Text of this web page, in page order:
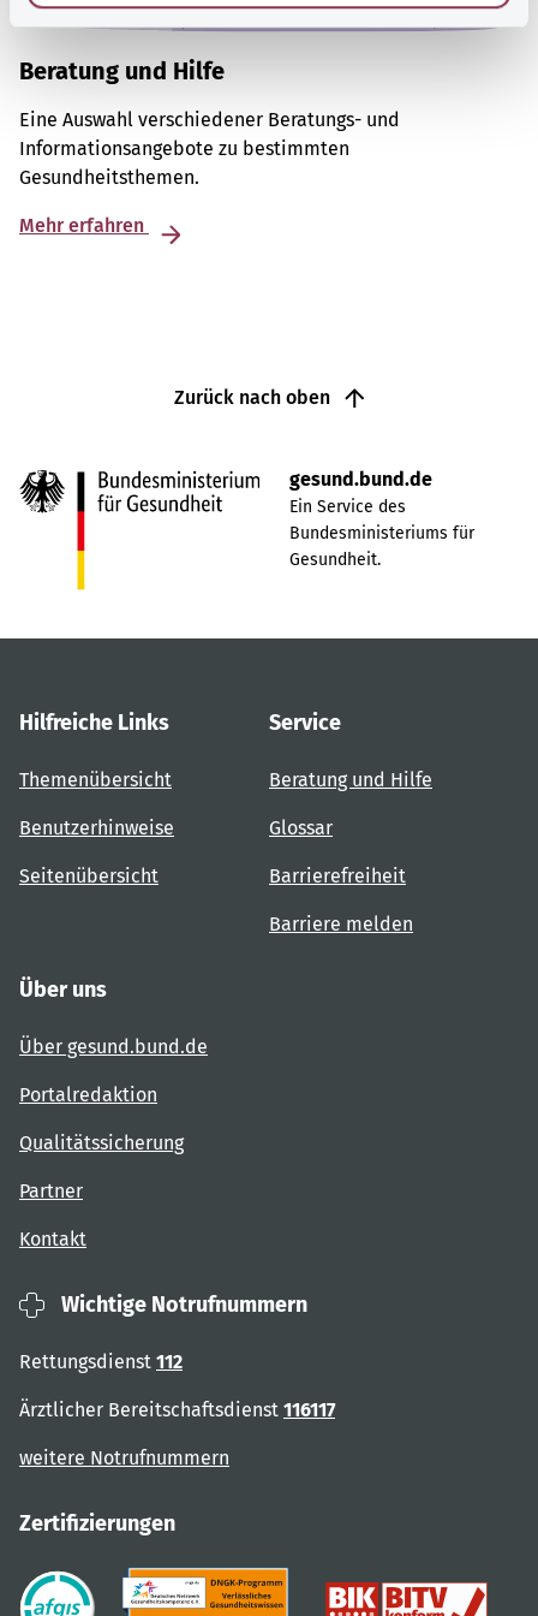
Beratung und Hilfe
Eine Auswahl verschiedener Beratungs- und
Informationsangebote zu bestimmten
Gesundheitsthemen.
Mehr erfahren
Zurück nach oben
gesund.bund.de
Ein Service des
Bundesministeriums für
Gesundheit.
Hilfreiche Links
Themenübersicht
Benutzerhinweise
Seitenübersicht
Service
Beratung und Hilfe
Glossar
Barrierefreiheit
Barriere melden
Über uns
Über gesund.bund.de
Portalredaktion
Qualitätssicherung
Partner
Kontakt
Wichtige Notrufnummern
Rettungsdienst 112
Ärztlicher Bereitschaftsdienst 116117
weitere Notrufnummern
Zertifizierungen